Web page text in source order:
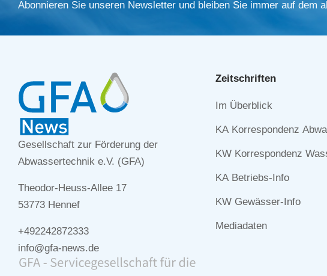
Abonnieren Sie unseren Newsletter und bleiben Sie immer auf dem
Gesellschaft zur Förderung der
Abwassertechnik e.V. (GFA)
Theodor-Heuss-Allee 17
53773 Hennef
+492242872333
info@gfa-news.de
Zeitschriften
Navigation
Im Überblick
KA Korrespondenz
KW Korrespondenz
KA Betriebs-Info
KW Gewässer-Info
Mediadaten